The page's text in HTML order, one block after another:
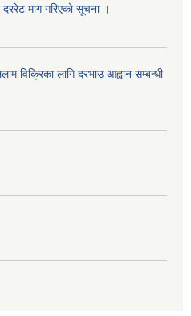
माग गरिएको सूचना ।
विक्रिका लागि दरभाउ आह्वान सम्बन्धी